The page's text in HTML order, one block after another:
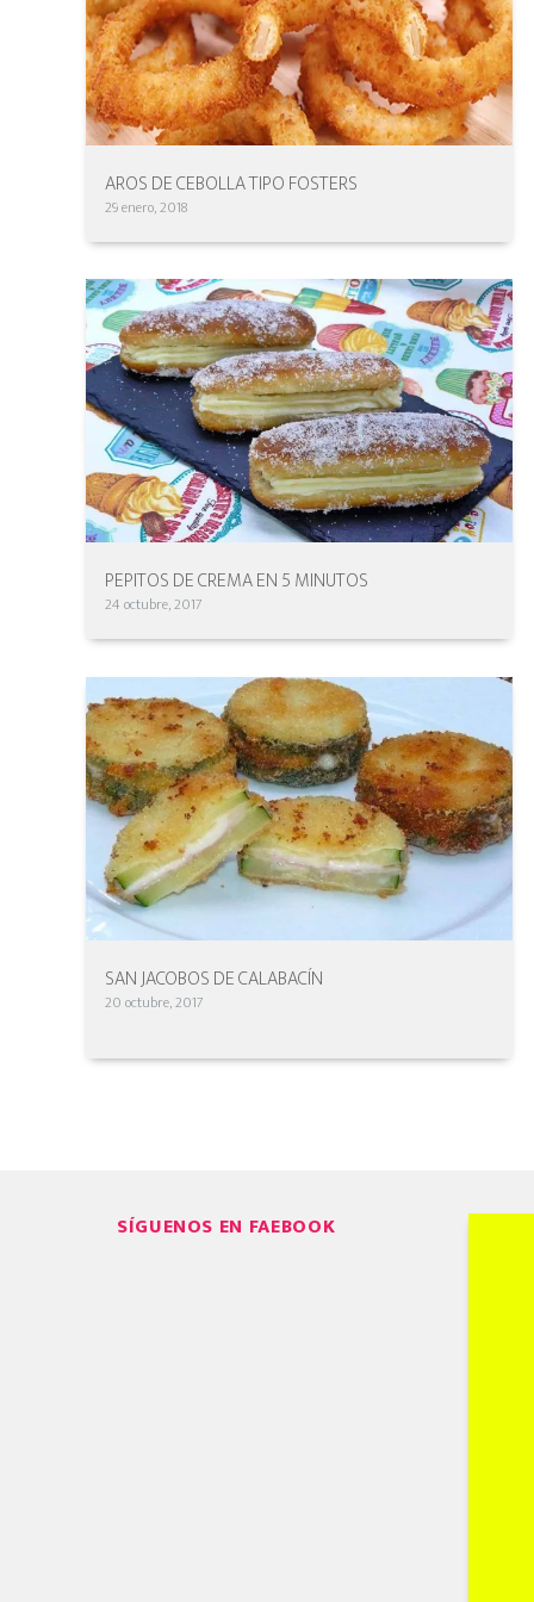
AROS DE CEBOLLA TIPO FOSTERS
29 enero, 2018
PEPITOS DE CREMA EN 5 MINUTOS
24 octubre, 2017
SAN JACOBOS DE CALABACÍN
20 octubre, 2017
SÍGUENOS EN FAEBOOK